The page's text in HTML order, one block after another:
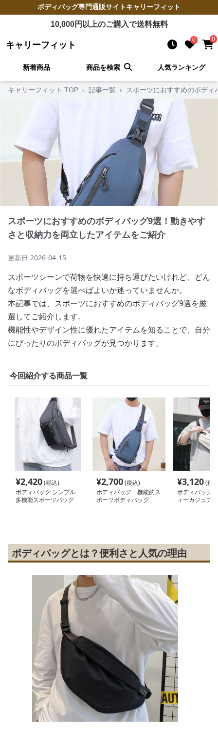
ボディバッグ専門通販サイトキャリーフィット
10,000円以上のご購入で送料無料
キャリーフィット 0 0
新着商品 商品を検索 人気ランキング
キャリーフィット TOP › 記事一覧 › スポーツにおすすめのボデ
スポーツにおすすめのボディバッグ9選！動きやす
さと収納力を両立したアイテムをご紹介
更新日 2026-04-15
スポーツシーンで荷物を快適に持ち運びたいけれど、どん
なボディバッグを選べばよいか迷っていませんか。
本記事では、スポーツにおすすめのボディバッグ9選を厳
選してご紹介します。
機能性やデザイン性に優れたアイテムを知ることで、自分
にぴったりのボディバッグが見つかります。
今回紹介する商品一覧
¥2,420(税込)
ボディバッグ シンプル
多機能スポーツバッグ
¥2,700(税込)
ボディバッグ 機能的ス
ポーツボディバッグ
¥3,120(税
ボディバッグ
ィーカジュア
ボディバッグとは？便利さと人気の理由